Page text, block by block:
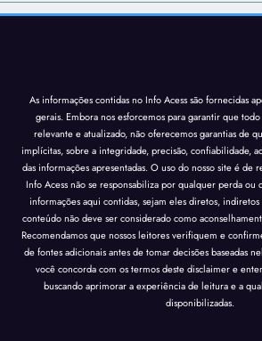
As informações contidas no Info Acess são fornecidas
gerais. Embora nos esforcemos para garantir que
relevante e atualizado, não oferecemos garantias de
implícitas, sobre a integridade, precisão, confiabilidade,
das informações apresentadas. O uso do nosso site é de
Info Acess não se responsabiliza por qualquer perda ou
informações aqui contidas, sejam eles diretos,
conteúdo não deve ser considerado como
Recomendamos que nossos leitores verifiquem e
de fontes adicionais antes de tomar decisões baseadas
você concorda com os termos deste disclaimer e
buscando aprimorar a experiência de leitura e a
disponibilizadas.